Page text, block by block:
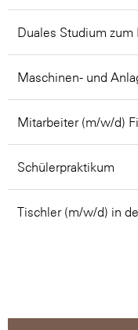
Duales Studium
Maschinen- und
Mitarbeiter (m/w/d)
Schülerpraktikum
Tischler (m/w/d) in